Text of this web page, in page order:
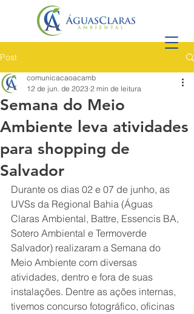
Post
Semana do Meio
Ambiente leva atividades
para shopping de
Salvador
comunicacaoacamb
12 de jun. de 2023 2 min de leitura
Durante os dias 02 e 07 de junho, as
UVSs da Regional Bahia (Águas
Claras Ambiental, Battre, Essencis BA,
Sotero Ambiental e Termoverde
Salvador) realizaram a Semana do
Meio Ambiente com diversas
atividades, dentro e fora de suas
instalações. Dentre as ações internas,
tivemos concurso fotográfico, oficinas